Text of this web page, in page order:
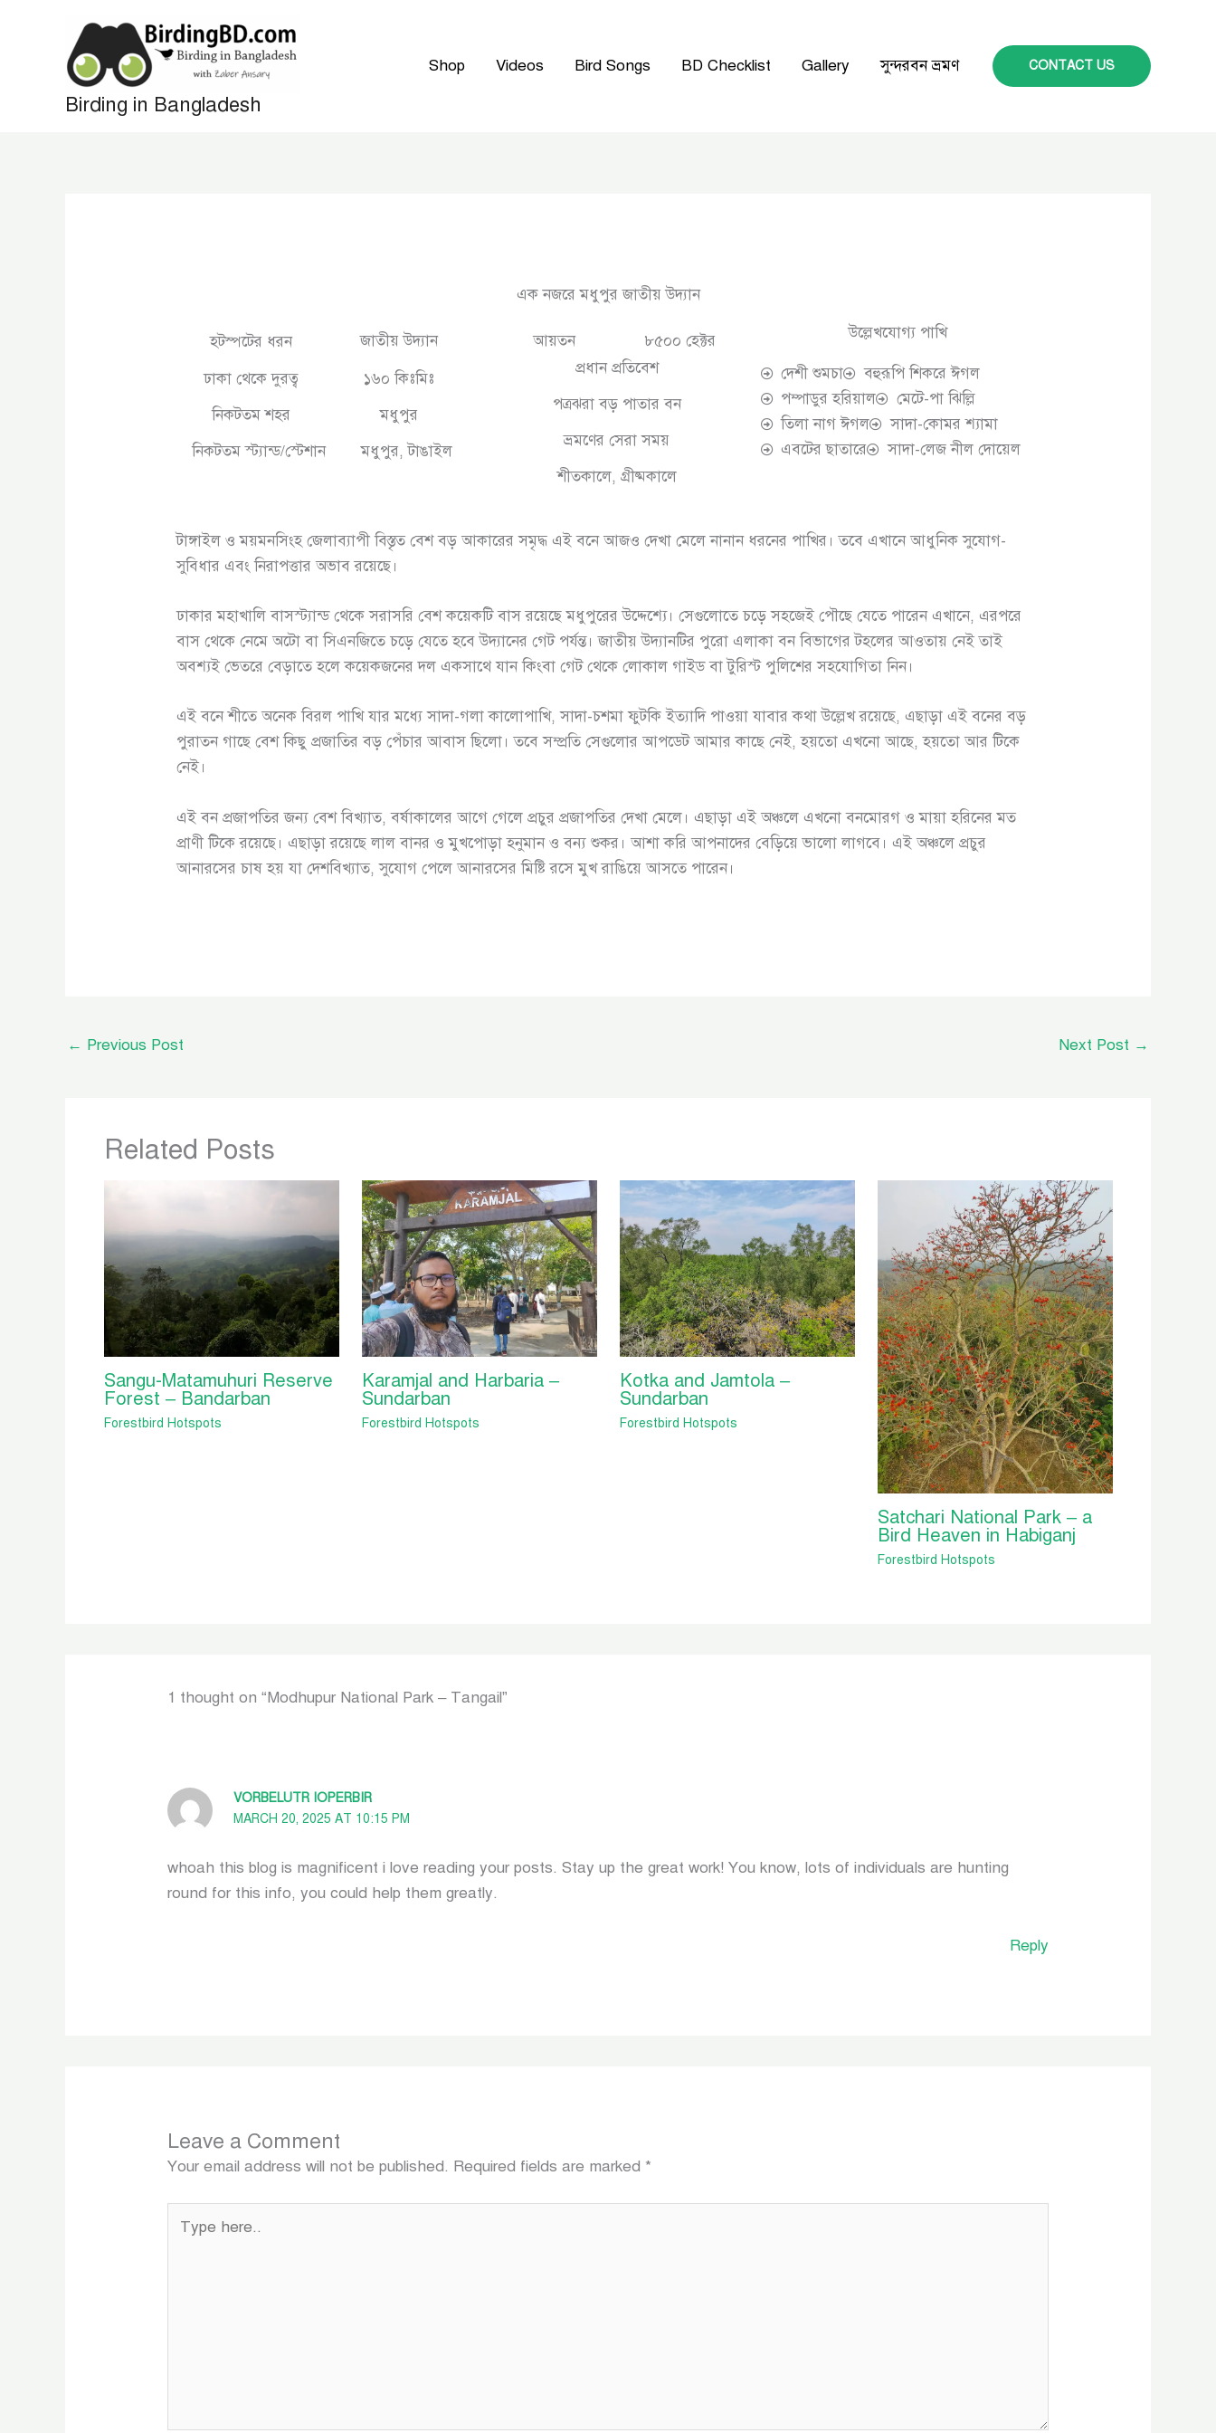
Birding in Bangladesh
Shop Videos Bird Songs BD Checklist Gallery সুন্দরবন ভ্রমণ CONTACT US
এক নজরে মধুপুর জাতীয় উদ্যান
হটস্পটের ধরন
জাতীয় উদ্যান
ঢাকা থেকে দুরত্ব
১৬০ কিঃমিঃ
নিকটতম শহর
মধুপুর
নিকটতম স্ট্যান্ড/স্টেশান
মধুপুর, টাঙাইল
আয়তন
৮৫০০ হেক্টর
প্রধান প্রতিবেশ
পত্রঝরা বড় পাতার বন
ভ্রমণের সেরা সময়
শীতকালে, গ্রীষ্মকালে
উল্লেখযোগ্য পাখি
দেশী শুমচা
বহুরূপি শিকরে ঈগল
পম্পাডুর হরিয়াল
মেটে-পা ঝিল্লি
তিলা নাগ ঈগল
সাদা-কোমর শ্যামা
এবটের ছাতারে
সাদা-লেজ নীল দোয়েল
টাঙ্গাইল ও ময়মনসিংহ জেলাব্যাপী বিস্তৃত বেশ বড় আকারের সমৃদ্ধ এই বনে আজও দেখা মেলে নানান ধরনের পাখির। তবে এখানে আধুনিক সুযোগ-
সুবিধার এবং নিরাপত্তার অভাব রয়েছে।
ঢাকার মহাখালি বাসস্ট্যান্ড থেকে সরাসরি বেশ কয়েকটি বাস রয়েছে মধুপুরের উদ্দেশ্যে। সেগুলোতে চড়ে সহজেই পৌছে যেতে পারেন এখানে, এরপরে
বাস থেকে নেমে অটো বা সিএনজিতে চড়ে যেতে হবে উদ্যানের গেট পর্যন্ত। জাতীয় উদ্যানটির পুরো এলাকা বন বিভাগের টহলের আওতায় নেই তাই
অবশ্যই ভেতরে বেড়াতে হলে কয়েকজনের দল একসাথে যান কিংবা গেট থেকে লোকাল গাইড বা টুরিস্ট পুলিশের সহযোগিতা নিন।
এই বনে শীতে অনেক বিরল পাখি যার মধ্যে সাদা-গলা কালোপাখি, সাদা-চশমা ফুটকি ইত্যাদি পাওয়া যাবার কথা উল্লেখ রয়েছে, এছাড়া এই বনের বড়
পুরাতন গাছে বেশ কিছু প্রজাতির বড় পেঁচার আবাস ছিলো। তবে সম্প্রতি সেগুলোর আপডেট আমার কাছে নেই, হয়তো এখনো আছে, হয়তো আর টিকে
নেই।
এই বন প্রজাপতির জন্য বেশ বিখ্যাত, বর্ষাকালের আগে গেলে প্রচুর প্রজাপতির দেখা মেলে। এছাড়া এই অঞ্চলে এখনো বনমোরগ ও মায়া হরিনের মত
প্রাণী টিকে রয়েছে। এছাড়া রয়েছে লাল বানর ও মুখপোড়া হনুমান ও বন্য শুকর। আশা করি আপনাদের বেড়িয়ে ভালো লাগবে। এই অঞ্চলে প্রচুর
আনারসের চাষ হয় যা দেশবিখ্যাত, সুযোগ পেলে আনারসের মিষ্টি রসে মুখ রাঙিয়ে আসতে পারেন।
← Previous Post Next Post →
Related Posts
Sangu-Matamuhuri Reserve
Forest – Bandarban
Forestbird Hotspots
Karamjal and Harbaria –
Sundarban
Forestbird Hotspots
Kotka and Jamtola –
Sundarban
Forestbird Hotspots
Satchari National Park – a
Bird Heaven in Habiganj
Forestbird Hotspots
1 thought on “Modhupur National Park – Tangail”
VORBELUTR IOPERBIR
MARCH 20, 2025 AT 10:15 PM
whoah this blog is magnificent i love reading your posts. Stay up the great work! You know, lots of individuals are hunting
round for this info, you could help them greatly.
Reply
Leave a Comment
Your email address will not be published. Required fields are marked *
here..